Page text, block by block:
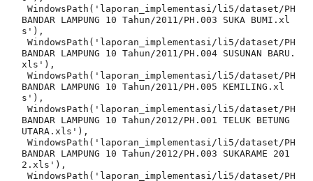
BANDAR LAMPUNG 10 Tahun/2011/PH.003 SUKA BUMI.xl
s'),
BANDAR LAMPUNG 10 Tahun/2011/PH.004 SUSUNAN BARU.
xls'),
BANDAR LAMPUNG 10 Tahun/2011/PH.005 KEMILING.xl
s'),
BANDAR LAMPUNG 10 Tahun/2012/PH.001 TELUK BETUNG
UTARA.xls'),
BANDAR LAMPUNG 10 Tahun/2012/PH.003 SUKARAME 201
2.xls'),